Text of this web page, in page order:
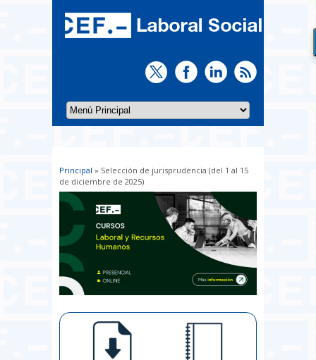
Usted está aquí
Principal » Selección de jurisprudencia (del 1 al 15
de diciembre de 2025)